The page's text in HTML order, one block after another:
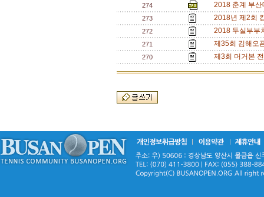
274 2018 춘계 부
273 2018년 제2회
272 2018 두실부부
271 제35회 김해오
270 제3회 머거본